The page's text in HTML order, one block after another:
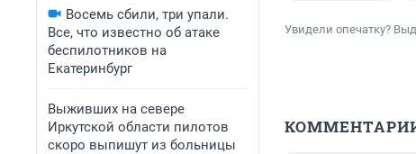
Восемь сбили, три упали.
Все, что известно об атаке
беспилотников на
Екатеринбург
Выживших на севере
Иркутской области пилотов
скоро выпишут из больницы
Увидели опечатку?